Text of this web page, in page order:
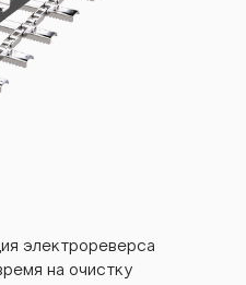
электрореверса
на очистку